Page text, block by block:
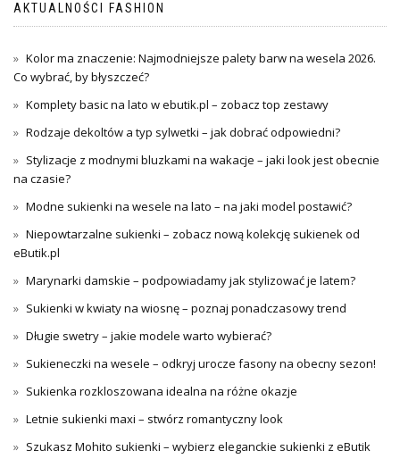
AKTUALNOŚCI FASHION
Kolor ma znaczenie: Najmodniejsze palety barw na wesela 2026.
Co wybrać, by błyszczeć?
Komplety basic na lato w ebutik.pl – zobacz top zestawy
Rodzaje dekoltów a typ sylwetki – jak dobrać odpowiedni?
Stylizacje z modnymi bluzkami na wakacje – jaki look jest obecnie
na czasie?
Modne sukienki na wesele na lato – na jaki model postawić?
Niepowtarzalne sukienki – zobacz nową kolekcję sukienek od
eButik.pl
Marynarki damskie – podpowiadamy jak stylizować je latem?
Sukienki w kwiaty na wiosnę – poznaj ponadczasowy trend
Długie swetry – jakie modele warto wybierać?
Sukieneczki na wesele – odkryj urocze fasony na obecny sezon!
Sukienka rozkloszowana idealna na różne okazje
Letnie sukienki maxi – stwórz romantyczny look
Szukasz Mohito sukienki – wybierz eleganckie sukienki z eButik